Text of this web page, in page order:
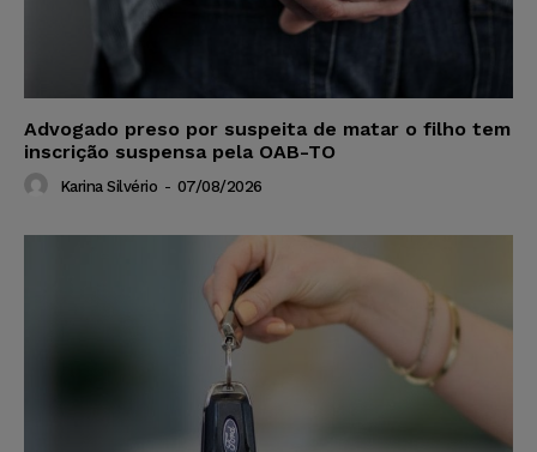
Advogado preso por suspeita de matar o filho tem
inscrição suspensa pela OAB-TO
Karina Silvério - 07/08/2026